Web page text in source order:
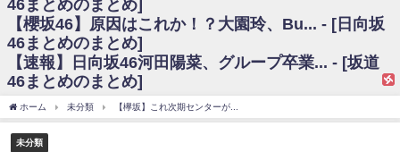
乃木坂あんてな ～乃木坂46・欅坂46・日向坂46のニュース・情報・話題
をピックアップ / れなッピーズ集結！櫻坂46守屋麗奈×遠藤理子、8/6「ラヴィ
ット！」水曜スタジオ出演決定
日向坂46まとめのまとめ / 【日向坂46】富田鈴花、次の事務所が決まって
そう！？
日向坂46まとめのまとめ / 【日向坂46】富田鈴花、次の事務所が決まって
そう！？
ハ！』ミーグリ日程がこちら
46まとめのまとめ]
【櫻坂46】原因はこれか！？大園玲、Bu... - [日向坂
46まとめのまとめ]
【速報】日向坂46河田陽菜、グループ卒業... - [坂道
46まとめのまとめ]
ホーム 未分類 【欅坂】これ次期センターが...
未分類